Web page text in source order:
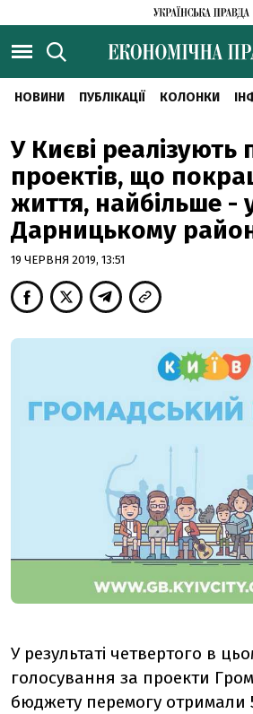
НОВИНИ ПУБЛІКАЦІЇ КОЛОНКИ
У Києві реалізують
проектів, що
життя, найбільше -
Дарницькому
19 ЧЕРВНЯ 2019, 13:51
У результаті четвертого в
голосування за проекти
бюджету перемогу отримали